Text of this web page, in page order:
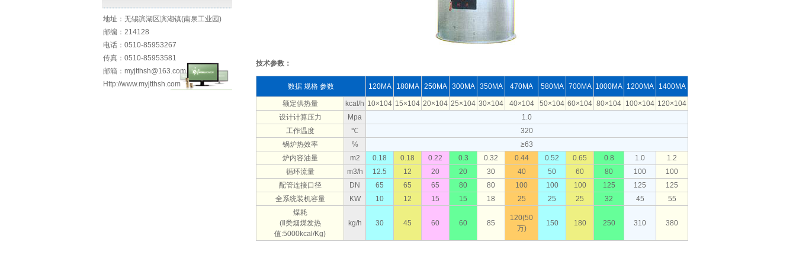
地址：无锡滨湖区滨湖镇(南泉工业园)
邮编：214128
电话：0510-85953267
传真：0510-85953581
邮箱：myjtthsh@163.com
Http://www.myjtthsh.com
技术参数：
数据 规格 参数 120MA 180MA 250MA 300MA 350MA 470MA 580MA 700MA 1000MA 1200MA 1400MA
额定供热量 kcal/h 10×104 15×104 20×104 25×104 30×104 40×104 50×104 60×104 80×104 100×104 120×104
设计计算压力
Mpa
1.0
工作温度
℃
320
锅炉热效率
%
≥63
炉内容油量
m2 0.18 0.18 0.22 0.3 0.32 0.44 0.52 0.65 0.8 1.0
1.2
循环流量
m3/h 12.5 12 20 20 30 40 50 60 80 100
100
配管连接口径
DN 65 65 65 80 80 100 100 100 125 125
125
全系统装机容量
KW 10 12 15 15 18 25 25 25 32 45
55
煤耗
(Ⅱ类烟煤发热
值:5000kcal/Kg)
kg/h 30 45 60 60 85
120(50
万)
150 180 250 310 380